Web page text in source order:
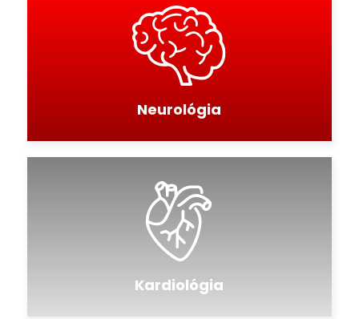
Neurológia
Kardiológia